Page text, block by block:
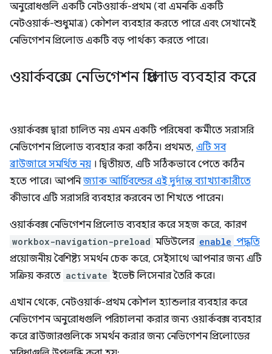
অনুরোধগুলি একটি নেটওয়ার্ক-প্রথম (বা এমনকি একটি
নেটওয়ার্ক-শুধুমাত্র) কৌশল ব্যবহার করতে পারে এবং সেখানেই
নেভিগেশন প্রিলোড একটি বড় পার্থক্য করতে পারে।
ওয়ার্কবক্সে নেভিগেশন প্রিলোড ব্যবহার করে
ওয়ার্কবক্স দ্বারা চালিত নয় এমন একটি পরিষেবা কর্মীতে সরাসরি
নেভিগেশন প্রিলোড ব্যবহার করা কঠিন। প্রথমত, এটি সব
ব্রাউজারে সমর্থিত নয় । দ্বিতীয়ত, এটি সঠিকভাবে পেতে কঠিন
হতে পারে। আপনিজ্যাক আর্চিবল্ডের এই দুর্দান্ত ব্যাখ্যাকারীতে
কীভাবে এটি সরাসরি ব্যবহার করবেন তা শিখতে পারেন।
ওয়ার্কবক্স নেভিগেশন প্রিলোড ব্যবহার করে সহজ করে, কারণ
workbox-navigation-preload মডিউলের enable পদ্ধতি
প্রয়োজনীয় বৈশিষ্ট্য সমর্থন চেক করে, সেইসাথে আপনার জন্য এটি
সক্রিয় করতে activate ইভেন্ট লিসেনার তৈরি করে।
এখান থেকে, নেটওয়ার্ক-প্রথম কৌশল হ্যান্ডলার ব্যবহার করে
নেভিগেশন অনুরোধগুলি পরিচালনা করার জন্য ওয়ার্কবক্স ব্যবহার
করে ব্রাউজারগুলিকে সমর্থন করার জন্য নেভিগেশন প্রিলোডের